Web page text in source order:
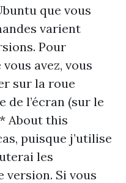
que vous
varient
Pour
avez, vous
sur la roue
de l’écran (sur le
About this
puisque j’utilise
les
version. Si vous